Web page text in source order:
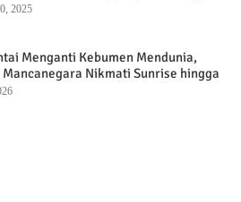
2025
Menganti Kebumen Mendunia,
Nikmati Sunrise hingga
Cottage